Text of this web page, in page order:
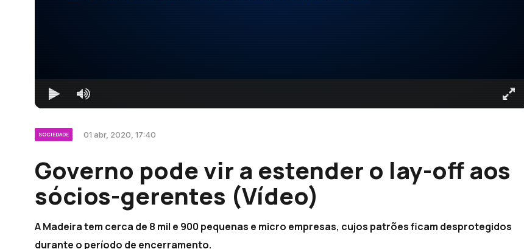
SOCIEDADE 01 abr, 2020, 17:40
Governo pode vir a estender o lay-off aos
sócios-gerentes (Vídeo)
A Madeira tem cerca de 8 mil e 900 pequenas e micro empresas, cujos patrões ficam desprotegidos
durante o período de encerramento.